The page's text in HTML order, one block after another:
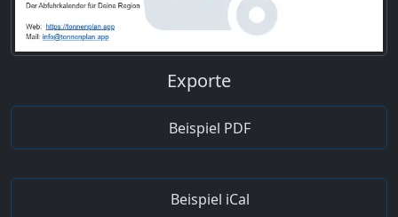
Exporte
Beispiel PDF
Beispiel iCal